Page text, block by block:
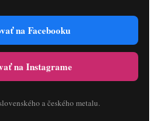
na Facebooku
na Instagrame
a českého metalu.